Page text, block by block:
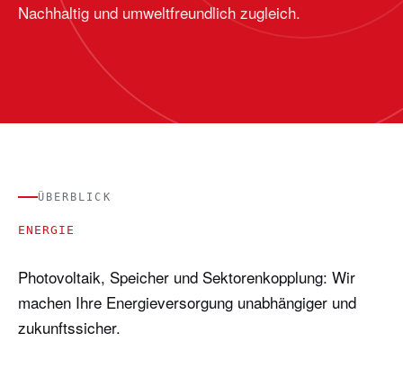
Nachhaltig und umweltfreundlich zugleich.
ÜBERBLICK
ENERGIE
Photovoltaik, Speicher und Sektorenkopplung: Wir
machen Ihre Energieversorgung unabhängiger und
zukunftssicher.